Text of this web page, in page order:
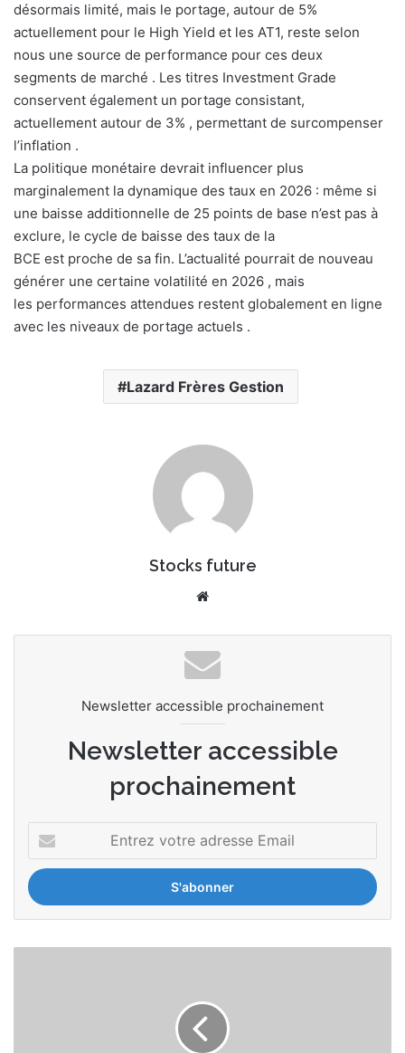
désormais limité, mais le portage, autour de 5%
actuellement pour le High Yield et les AT1, reste selon
nous une source de performance pour ces deux
segments de marché . Les titres Investment Grade
conservent également un portage consistant,
actuellement autour de 3% , permettant de surcompenser
l’inflation .
La politique monétaire devrait influencer plus
marginalement la dynamique des taux en 2026 : même si
une baisse additionnelle de 25 points de base n’est pas à
exclure, le cycle de baisse des taux de la
BCE est proche de sa fin. L’actualité pourrait de nouveau
générer une certaine volatilité en 2026 , mais
les performances attendues restent globalement en ligne
avec les niveaux de portage actuels .
Lazard Frères Gestion
Stocks future
Newsletter accessible prochainement
Newsletter accessible
prochainement
votre
adresse
Email